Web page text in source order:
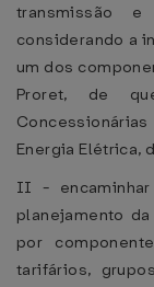
transmissão
considerando a
um dos
Proret, de
Energia Elétrica,
II -
planejamento
por
tarifários,